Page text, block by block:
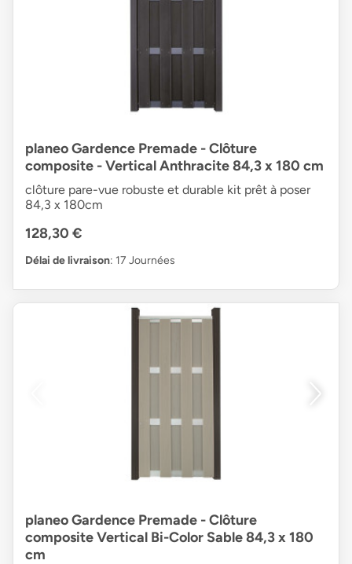
planeo Gardence Premade - Clôture
composite - Vertical Anthracite 84,3 x 180 cm
clôture pare-vue robuste et durable kit prêt à poser
84,3 x 180cm
128,30 €
Délai de livraison: 17 Journées
planeo Gardence Premade - Clôture
composite Vertical Bi-Color Sable 84,3 x 180
cm